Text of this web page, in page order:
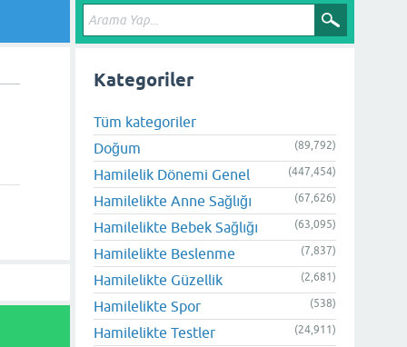
Kategoriler
Tüm kategoriler
Doğum
(89,792)
Hamilelik Dönemi Genel (447,454)
Hamilelikte Anne Sağlığı (67,626)
Hamilelikte Bebek Sağlığı (63,095)
Hamilelikte Beslenme (7,837)
Hamilelikte Güzellik (2,681)
Hamilelikte Spor (538)
Hamilelikte Testler (24,911)